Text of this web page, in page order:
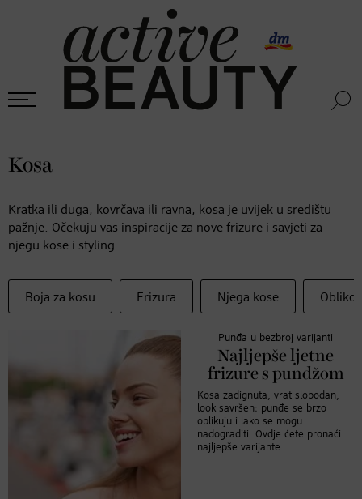
Kosa
Kratka ili duga, kovrčava ili ravna, kosa je uvijek u središtu
pažnje. Očekuju vas inspiracije za nove frizure i savjeti za
njegu kose i styling.
Boja za kosu Frizura Njega kose
Punđa u bezbroj varijanti
Najljepše ljetne
frizure s pundžom
Kosa zadignuta, vrat slobodan,
look savršen: punđe se brzo
oblikuju i lako se mogu
nadograditi. Ovdje ćete pronaći
najljepše varijante.